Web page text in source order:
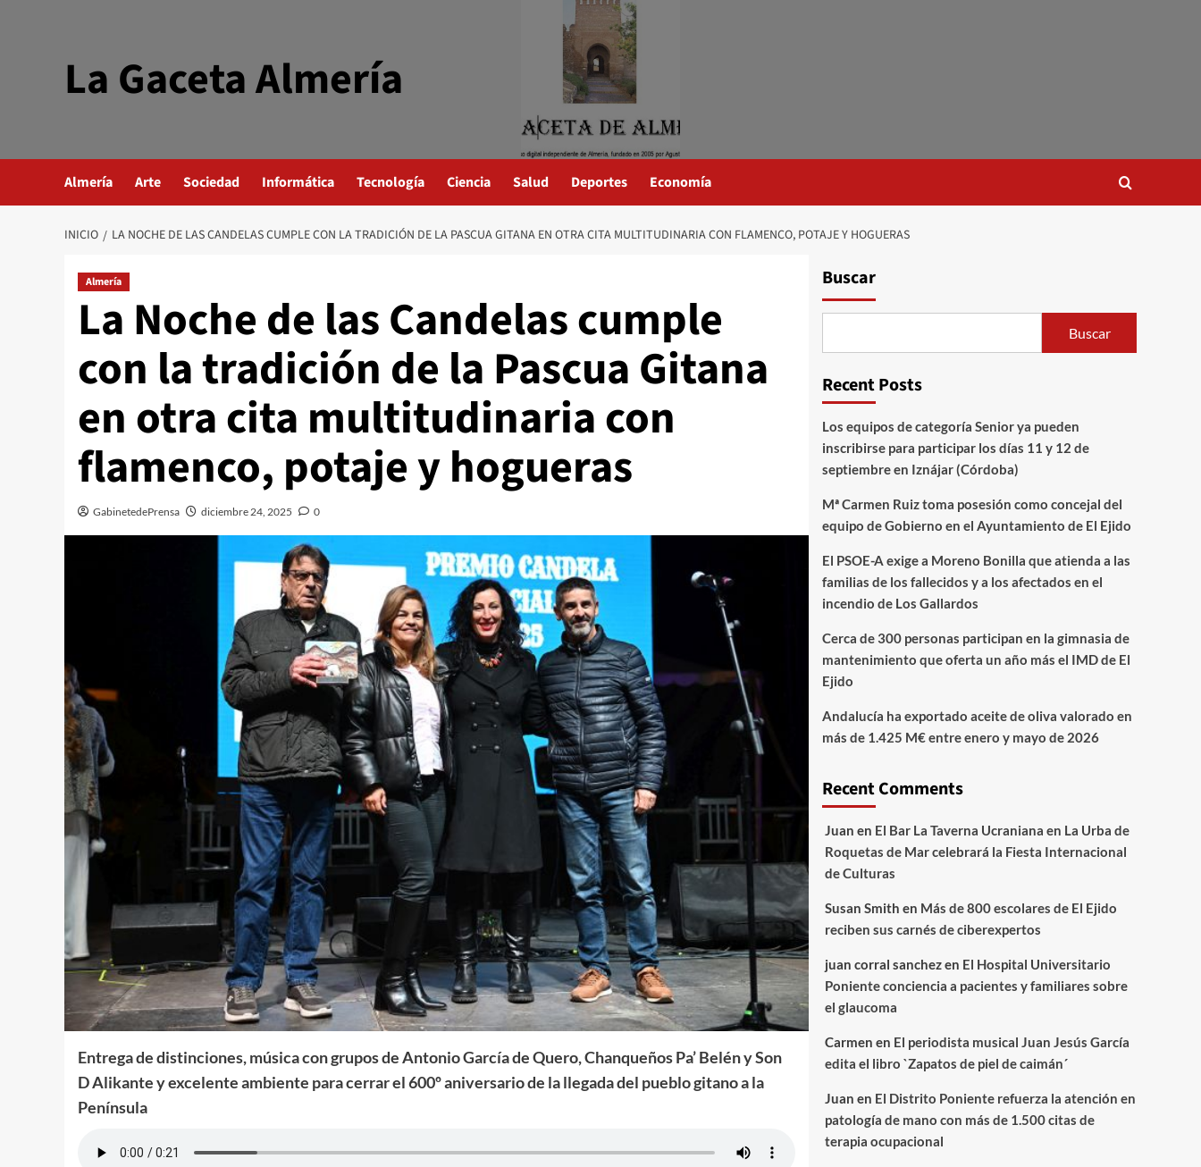
La Gaceta Almería
Almería Arte Sociedad Informática Tecnología Ciencia Salud Deportes Economía
INICIO LA NOCHE DE LAS CANDELAS CUMPLE CON LA TRADICIÓN DE LA PASCUA GITANA EN OTRA CITA MULTITUDINARIA CON FLAMENCO, POTAJE Y HOGUERAS
Almería
La Noche de las Candelas cumple
con la tradición de la Pascua Gitana
en otra cita multitudinaria con
flamenco, potaje y hogueras
GabinetedePrensa diciembre 24, 2025 0
Entrega de distinciones, música con grupos de Antonio García de Quero, Chanqueños Pa’ Belén y Son
D Alikante y excelente ambiente para cerrar el 600º aniversario de la llegada del pueblo gitano a la
Península
Buscar
Buscar
Recent Posts
Los equipos de categoría Senior ya pueden
inscribirse para participar los días 11 y 12 de
septiembre en Iznájar (Córdoba)
Mª Carmen Ruiz toma posesión como concejal del
equipo de Gobierno en el Ayuntamiento de El Ejido
El PSOE-A exige a Moreno Bonilla que atienda a las
familias de los fallecidos y a los afectados en el
incendio de Los Gallardos
Cerca de 300 personas participan en la gimnasia de
mantenimiento que oferta un año más el IMD de El
Ejido
Andalucía ha exportado aceite de oliva valorado en
más de 1.425 M€ entre enero y mayo de 2026
Recent Comments
Juan en El Bar La Taverna Ucraniana en La Urba de
Roquetas de Mar celebrará la Fiesta Internacional
de Culturas
Susan Smith en Más de 800 escolares de El Ejido
reciben sus carnés de ciberexpertos
juan corral sanchezen El Hospital Universitario
Poniente conciencia a pacientes y familiares sobre
el glaucoma
Carmen en El periodista musical Juan Jesús García
edita el libro `Zapatos de piel de caimán´
Juan en El Distrito Poniente refuerza la atención en
patología de mano con más de 1.500 citas de
terapia ocupacional